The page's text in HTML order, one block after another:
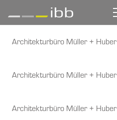
Architekturbüro Müller + Huber
Architekturbüro Müller + Huber
Architekturbüro Müller + Huber